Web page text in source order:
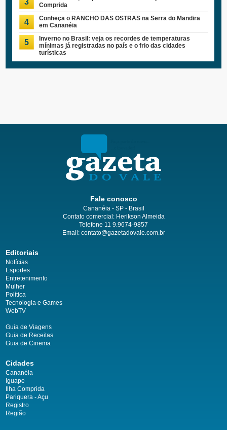
3
Comprida
4
Conheça o RANCHO DAS OSTRAS na Serra do Mandira
em Cananéia
5
Inverno no Brasil: veja os recordes de temperaturas
mínimas já registradas no país e o frio das cidades
turísticas
Fale conosco
Cananéia - SP - Brasil
Contato comercial: Herikson Almeida
Telefone 11 9.9674-9857
Email: contato@gazetadovale.com.br
Editoriais
Notícias
Esportes
Entretenimento
Mulher
Política
Tecnologia e Games
WebTV
Guia de Viagens
Guia de Receitas
Guia de Cinema
Cidades
Cananéia
Iguape
Ilha Comprida
Pariquera - Açu
Registro
Região